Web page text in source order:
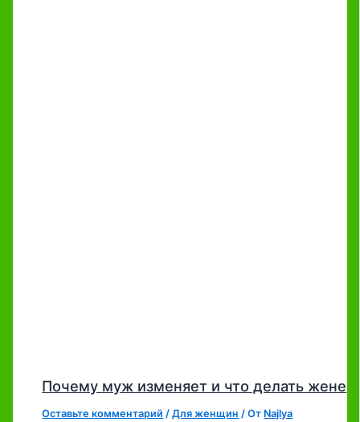
Почему муж изменяет и что делать жене
Оставьте комментарий /Для женщин / От Najlya